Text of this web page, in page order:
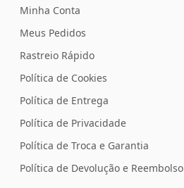
Minha Conta
Meus Pedidos
Rastreio Rápido
Política de Cookies
Política de Entrega
Política de Privacidade
Política de Troca e Garantia
Política de Devolução e Reembolso